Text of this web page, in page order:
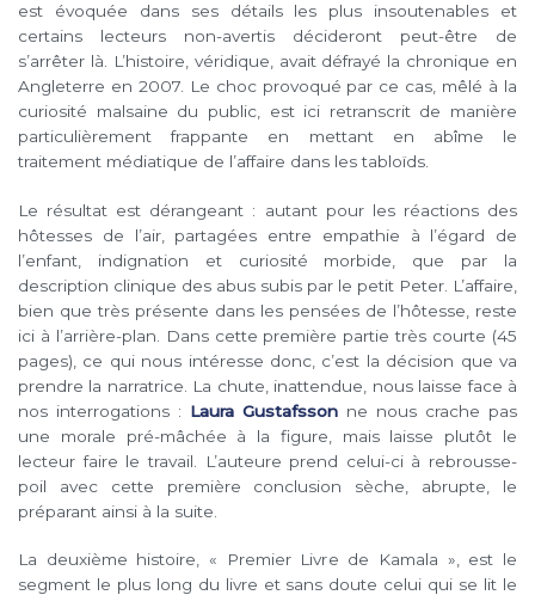
est évoquée dans ses détails les plus insoutenables et
certains lecteurs non-avertis décideront peut-être de
s’arrêter là. L’histoire, véridique, avait défrayé la chronique en
Angleterre en 2007. Le choc provoqué par ce cas, mêlé à la
curiosité malsaine du public, est ici retranscrit de manière
particulièrement frappante en mettant en abîme le
traitement médiatique de l’affaire dans les tabloïds.
Le résultat est dérangeant : autant pour les réactions des
hôtesses de l’air, partagées entre empathie à l’égard de
l’enfant, indignation et curiosité morbide, que par la
description clinique des abus subis par le petit Peter. L’affaire,
bien que très présente dans les pensées de l’hôtesse, reste
ici à l’arrière-plan. Dans cette première partie très courte (45
pages), ce qui nous intéresse donc, c’est la décision que va
prendre la narratrice. La chute, inattendue, nous laisse face à
nos interrogations : Laura Gustafsson ne nous crache pas
une morale pré-mâchée à la figure, mais laisse plutôt le
lecteur faire le travail. L’auteure prend celui-ci à rebrousse-
poil avec cette première conclusion sèche, abrupte, le
préparant ainsi à la suite.
La deuxième histoire, « Premier Livre de Kamala », est le
segment le plus long du livre et sans doute celui qui se lit le